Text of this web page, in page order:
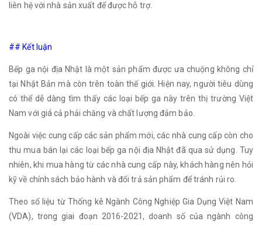
liên hệ với nhà sản xuất để được hỗ trợ.
## Kết luận
Bếp ga nội địa Nhật là một sản phẩm được ưa chuộng không chỉ
tại Nhật Bản mà còn trên toàn thế giới. Hiện nay, người tiêu dùng
có thể dễ dàng tìm thấy các loại bếp ga này trên thị trường Việt
Nam với giá cả phải chăng và chất lượng đảm bảo.
Ngoài việc cung cấp các sản phẩm mới, các nhà cung cấp còn cho
thu mua bán lại các loại bếp ga nội địa Nhật đã qua sử dụng. Tuy
nhiên, khi mua hàng từ các nhà cung cấp này, khách hàng nên hỏi
kỹ về chính sách bảo hành và đổi trả sản phẩm để tránh rủi ro.
Theo số liệu từ Thống kê Ngành Công Nghiệp Gia Dụng Việt Nam
(VDA), trong giai đoạn 2016-2021, doanh số của ngành công